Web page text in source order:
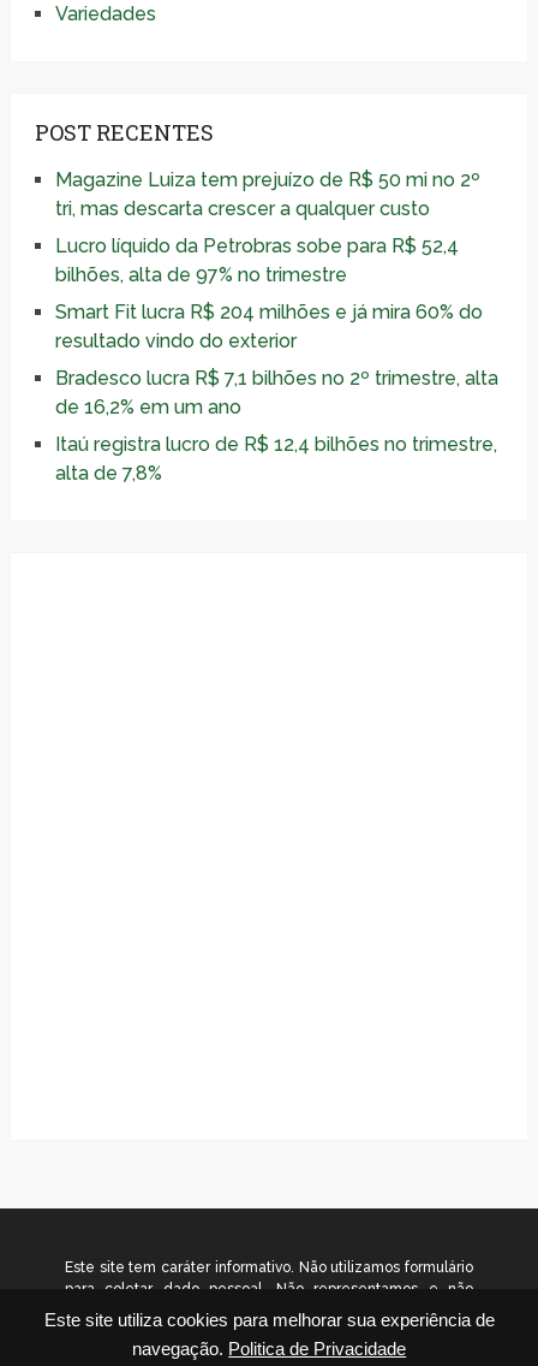
Este site utiliza cookies para melhorar sua experiência de
navegação. Politica de Privacidade
Variedades
POST RECENTES
Magazine Luiza tem prejuízo de R$ 50 mi no 2º
tri, mas descarta crescer a qualquer custo
Lucro líquido da Petrobras sobe para R$ 52,4
bilhões, alta de 97% no trimestre
Smart Fit lucra R$ 204 milhões e já mira 60% do
resultado vindo do exterior
Bradesco lucra R$ 7,1 bilhões no 2º trimestre, alta
de 16,2% em um ano
Itaú registra lucro de R$ 12,4 bilhões no trimestre,
alta de 7,8%
Este site tem caráter informativo. Não utilizamos formulário
para coletar dado pessoal. Não representamos e não
temos relação com nenhuma empresa ou programa citado
no conteúdo deste site. © 2026
www.gradualinvestimentos.com.br – Todos os direitos